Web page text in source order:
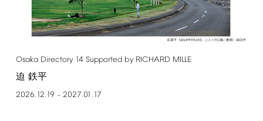
Osaka Directory 14 Supported by RICHARD MILLE
迫 鉄平
2026.12.19 – 2027.01.17